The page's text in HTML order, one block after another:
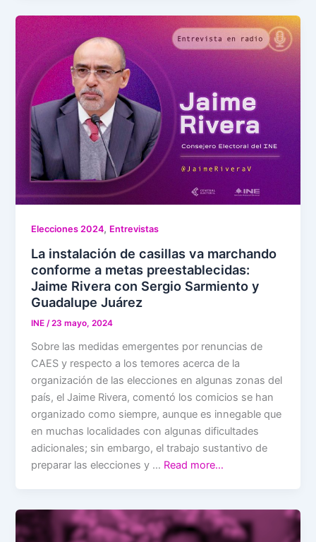
Elecciones 2024, Entrevistas
La instalación de casillas va marchando
conforme a metas preestablecidas:
Jaime Rivera con Sergio Sarmiento y
Guadalupe Juárez
INE/23 mayo, 2024
Sobre las medidas emergentes por renuncias de
CAES y respecto a los temores acerca de la
organización de las elecciones en algunas zonas del
país, el Jaime Rivera, comentó los comicios se han
organizado como siempre, aunque es innegable que
en muchas localidades con algunas dificultades
adicionales; sin embargo, el trabajo sustantivo de
preparar las elecciones y … Read more…